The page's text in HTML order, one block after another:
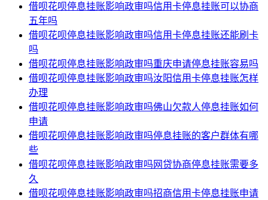
借呗花呗停息挂账影响政审吗信用卡停息挂账可以协商
五年吗
借呗花呗停息挂账影响政审吗信用卡停息挂账还能刷卡
吗
借呗花呗停息挂账影响政审吗重庆申请停息挂账容易吗
借呗花呗停息挂账影响政审吗汝阳信用卡停息挂账怎样
办理
借呗花呗停息挂账影响政审吗佛山欠款人停息挂账如何
申请
借呗花呗停息挂账影响政审吗停息挂账的客户群体有哪
些
借呗花呗停息挂账影响政审吗网贷协商停息挂账需要多
久
借呗花呗停息挂账影响政审吗招商信用卡停息挂账申请